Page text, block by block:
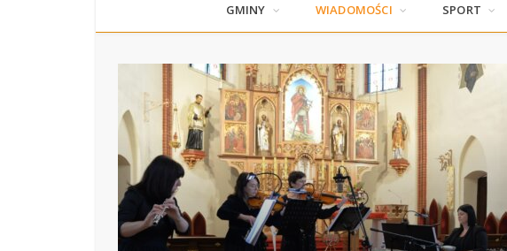
GMINY WIADOMOŚCI SPORT